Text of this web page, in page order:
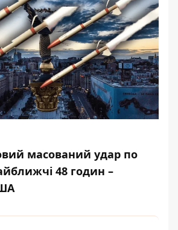
масований удар по
48 годин –